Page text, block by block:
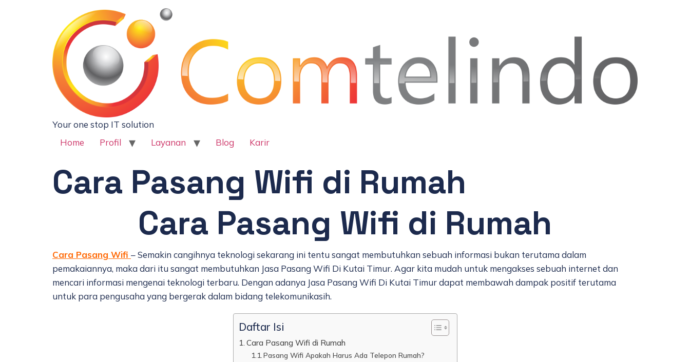
Your one stop IT solution
Home
Profil Layanan Blog Karir
Cara Pasang Wifi di Rumah
Cara Pasang Wifi di Rumah
Cara Pasang Wifi – Semakin cangihnya teknologi sekarang ini tentu sangat membutuhkan sebuah informasi bukan terutama dalam
pemakaiannya, maka dari itu sangat membutuhkan Jasa Pasang Wifi Di Kutai Timur. Agar kita mudah untuk mengakses sebuah internet dan
mencari informasi mengenai teknologi terbaru. Dengan adanya Jasa Pasang Wifi Di Kutai Timur dapat membawah dampak positif terutama
untuk para pengusaha yang bergerak dalam bidang telekomunikasih.
Daftar Isi
Cara Pasang Wifi di Rumah
Pasang Wifi Apakah Harus Ada Telepon Rumah?